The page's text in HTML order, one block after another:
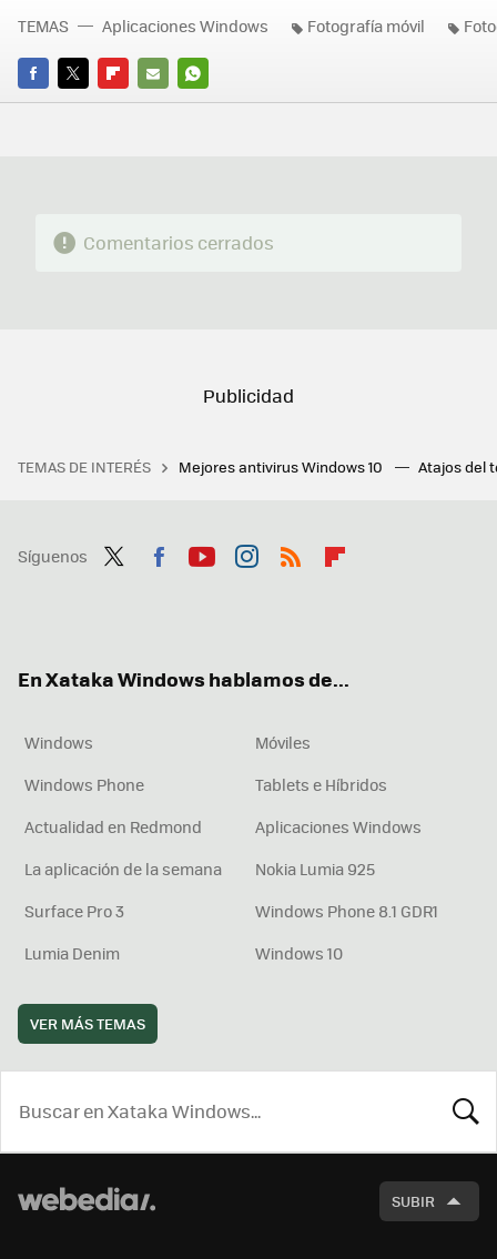
FACEBOOK
TWITTERFLIPBOARD
E-
WHATSAPP
TEMAS Aplicaciones Windows Fotografía móvil
Comentarios cerrados
TEMAS DE INTERÉS Mejores antivirus Windows 10 Atajos del
Síguenos
En Xataka Windows hablamos de...
Windows
Móviles
Windows Phone
Tablets e Híbridos
Actualidad en Redmond
Aplicaciones Windows
La aplicación de la semana
Nokia Lumia 925
Surface Pro 3
Windows Phone 8.1 GDR1
Lumia Denim
Windows 10
VER MÁS TEMAS
SUBIR